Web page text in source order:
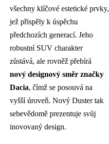
všechny klíčové estetické prvky,
jež přispěly k úspěchu
předchozích generací. Jeho
robustní SUV charakter
zůstává, ale rovněž přebírá
nový designový směr značky
Dacia, čímž se posouvá na
vyšší úroveň. Nový Duster tak
sebevědomě prezentuje svůj
inovovaný design.